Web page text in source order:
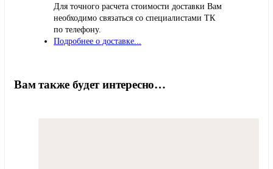
Для точного расчета стоимости доставки Вам
необходимо связаться со специалистами ТК
по телефону.
Подробнее о доставке...
Вам также будет интересно…